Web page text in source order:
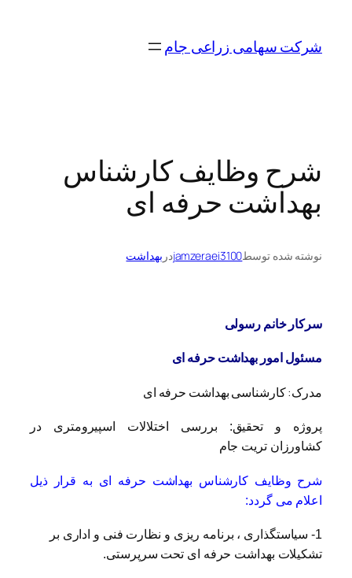
محتواشرکت سهامی زراعی جام
شرح وظایف کارشناس
بهداشت حرفه ای
نوشته شده توسطjamzeraei3100در بهداشت
سرکار خانم رسولی
مسئول امور بهداشت حرفه ای
مدرک: کارشناسی بهداشت حرفه ای
پروژه و تحقیق: بررسی اختلالات اسپیرومتری در
کشاورزان تریت جام
شرح وظایف کارشناس بهداشت حرفه ای به قرار ذیل
اعلام می گردد:
1- سیاستگذاری ، برنامه ریزی و نظارت فنی و اداری بر
تشکیلات بهداشت حرفه ای تحت سرپرستی.